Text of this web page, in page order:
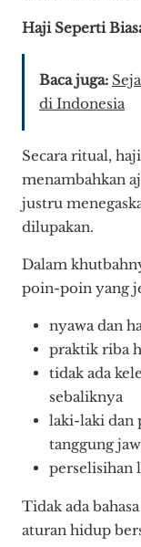
Haji Seperti
Baca juga:
di Indonesia
Secara ritual,
menambahkan
justru
dilupakan.
Dalam
poin-poin yang
nyawa dan
praktik riba
tidak ada
sebaliknya
laki-laki dan
tanggung
perselisihan
Tidak ada
aturan hidup